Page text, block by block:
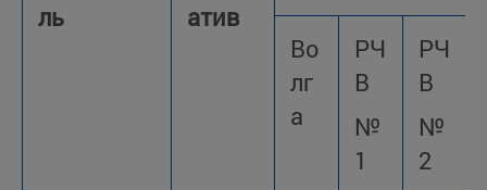
ль
атив
Во
лг
а
РЧ
В
№
1
РЧ
В
№
2